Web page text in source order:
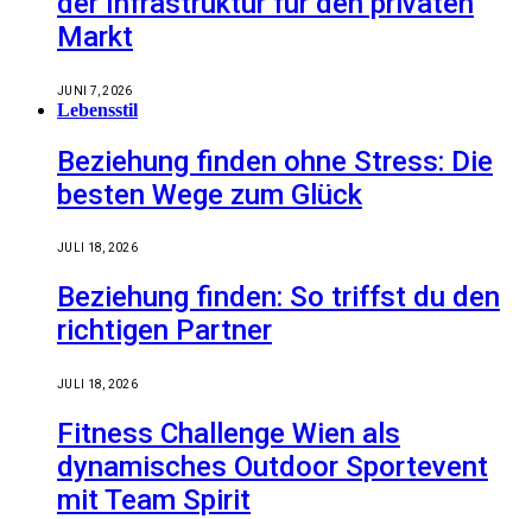
Markt
JUNI 7, 2026
Lebensstil
Beziehung finden ohne Stress: Die
besten Wege zum Glück
JULI 18, 2026
Beziehung finden: So triffst du den
richtigen Partner
JULI 18, 2026
Fitness Challenge Wien als
dynamisches Outdoor Sportevent
mit Team Spirit